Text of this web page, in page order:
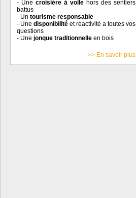
- Une croisière à voile hors des sentiers
battus
- Un tourisme responsable
- Une disponibilité et réactivité a toutes vos
questions
- Une jonque traditionnelle en bois
>> En savoir plus